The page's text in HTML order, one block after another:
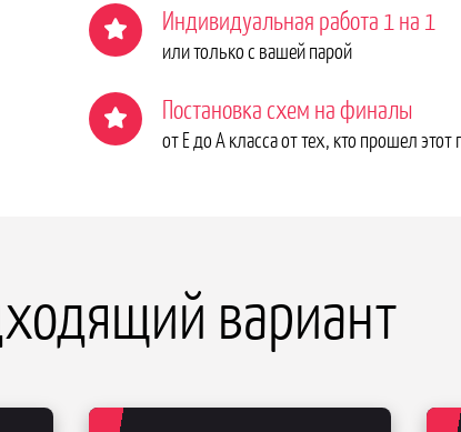
Индивидуальная работа 1 на 1
или только с вашей парой
Постановка схем на финалы
от Е до А класса от тех, кто прошел этот
вариант